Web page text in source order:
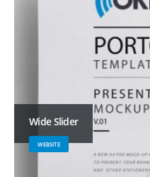
Wide Slider
WEBSITE